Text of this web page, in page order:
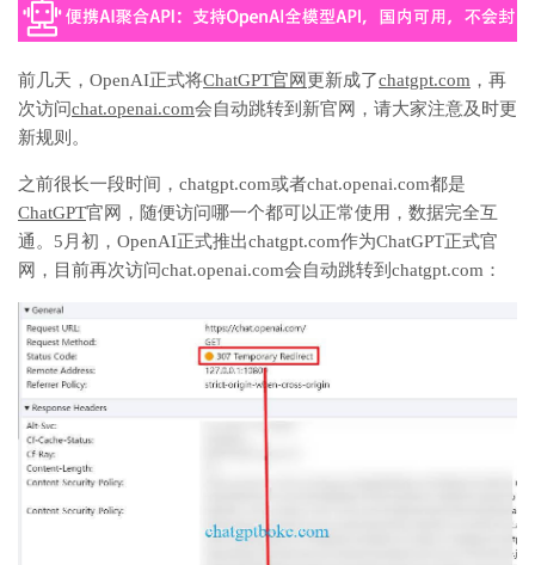
前几天，OpenAI正式将ChatGPT官网更新成了chatgpt.com ，再
次访问chat.openai.com会自动跳转到新官网，请大家注意及时更
新规则。
之前很长一段时间，chatgpt.com或者chat.openai.com都是
ChatGPT官网，随便访问哪一个都可以正常使用，数据完全互
通。5月初，OpenAI正式推出chatgpt.com作为ChatGPT正式官
网，目前再次访问chat.openai.com会自动跳转到chatgpt.com：